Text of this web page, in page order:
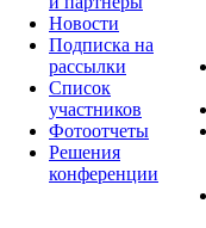
Новости
Подписка на
рассылки
Список
участников
Фотоотчеты
Решения
конференции